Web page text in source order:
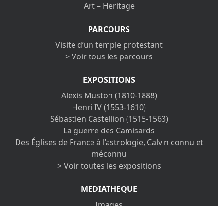
Art – Heritage
PARCOURS
Visite d’un temple protestant
> Voir tous les parcours
EXPOSITIONS
Alexis Muston (1810-1888)
Henri IV (1553-1610)
Sébastien Castellion (1515-1563)
La guerre des Camisards
Des Églises de France à l’astrologie, Calvin connu et
méconnu
> Voir toutes les expositions
MEDIATHEQUE